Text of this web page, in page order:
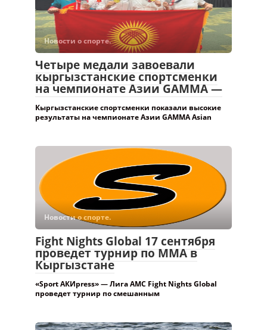
Новости о спорте.
Четыре медали завоевали
кыргызстанские спортсменки
на чемпионате Азии GAMMA —
Кыргызстанские спортсменки показали высокие
результаты на чемпионате Азии GAMMA Asian
Новости о спорте.
Fight Nights Global 17 сентября
проведет турнир по ММА в
Кыргызстане
«Sport АКИpress» — Лига AMC Fight Nights Global
проведет турнир по смешанным